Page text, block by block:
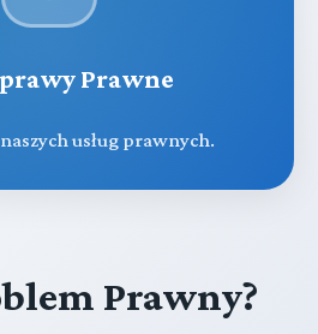
Prawne
usług prawnych.
Prawny?